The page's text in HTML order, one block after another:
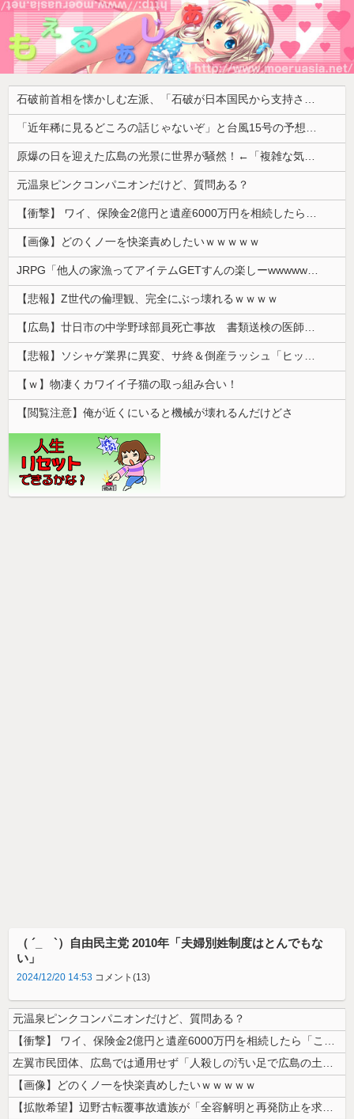
石破前首相を懐かしむ左派、「石破が日本国民から支持されまくっていた」と主張してしまうも……
「近年稀に見るどころの話じゃないぞ」と台風15号の予想進路に困惑する人が多数、偏西風が全く通用していないんだけど……
原爆の日を迎えた広島の光景に世界が騒然！←「複雑な気分だ」（海外の反応）
元温泉ピンクコンパニオンだけど、質問ある？
【衝撃】 ワイ、保険金2億円と遺産6000万円を相続したら「こう」なった・・・
【画像】どのくノ一を快楽責めしたいｗｗｗｗｗ
JRPG「他人の家漁ってアイテムGETすんの楽しーwwwww」→欧米で馬鹿にされてしまう
【悲報】Z世代の倫理観、完全にぶっ壊れるｗｗｗｗ
【広島】廿日市の中学野球部員死亡事故 書類送検の医師、別人のCT画像で診察した疑い 頭部出血に気づかなかった可能性
【悲報】ソシャゲ業界に異変、サ終＆倒産ラッシュ「ヒット一本で一攫千金」は過去の話に
【ｗ】物凄くカワイイ子猫の取っ組み合い！
【閲覧注意】俺が近くにいると機械が壊れるんだけどさ
（ ´_ゝ`）自由民主党 2010年「夫婦別姓制度はとんでもな
い」
2024/12/20 14:53 コメント(13)
元温泉ピンクコンパニオンだけど、質問ある？
【衝撃】 ワイ、保険金2億円と遺産6000万円を相続したら「こう」なっ...
左翼市民団体、広島では通用せず「人殺しの汚い足で広島の土を踏むな！」→...
【画像】どのくノ一を快楽責めしたいｗｗｗｗｗ
【拡散希望】辺野古転覆事故遺族が「全容解明と再発防止を求める会」設立 ...